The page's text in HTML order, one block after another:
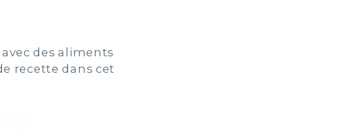
des aliments
recette dans cet